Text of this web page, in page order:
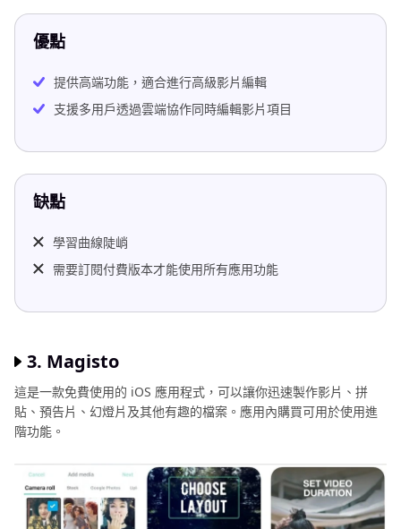
優點
提供高端功能，適合進行高級影片編輯
支援多用戶透過雲端協作同時編輯影片項目
缺點
學習曲線陡峭
需要訂閱付費版本才能使用所有應用功能
3. Magisto
這是一款免費使用的 iOS 應用程式，可以讓你迅速製作影片、拼
貼、預告片、幻燈片及其他有趣的檔案。應用內購買可用於使用進
階功能。